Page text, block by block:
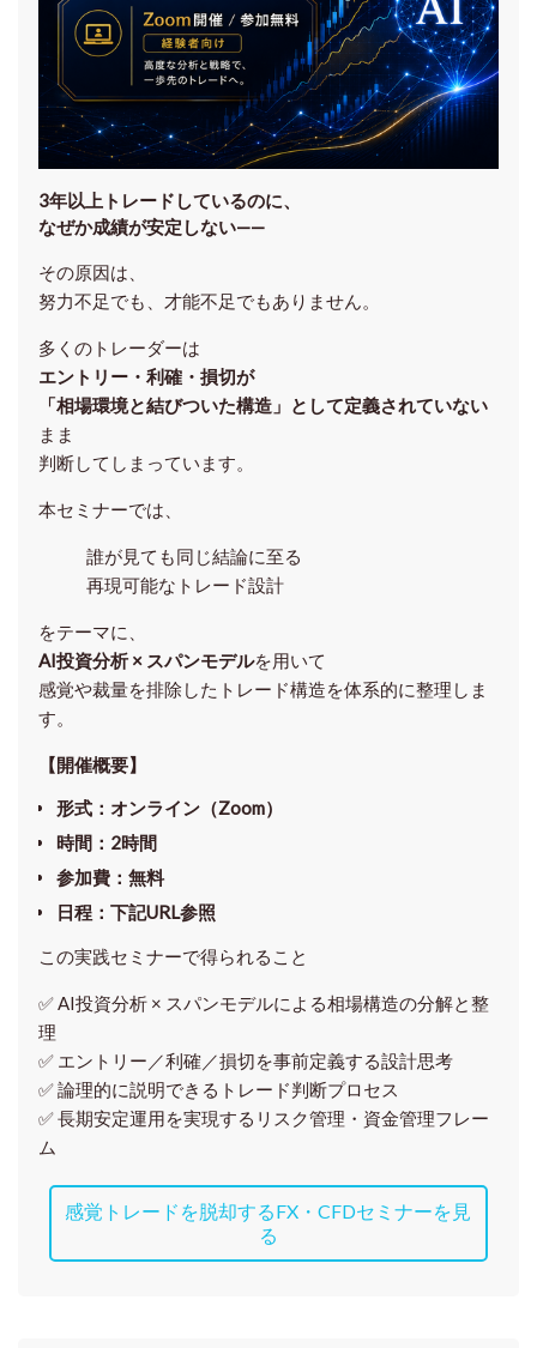
3年以上トレードしているのに、
なぜか成績が安定しない——
その原因は、
努力不足でも、才能不足でもありません。
多くのトレーダーは
エントリー・利確・損切が
「相場環境と結びついた構造」として定義されていない
まま
判断してしまっています。
本セミナーでは、
誰が見ても同じ結論に至る
再現可能なトレード設計
をテーマに、
AI投資分析 × スパンモデルを用いて
感覚や裁量を排除したトレード構造を体系的に整理しま
す。
【開催概要】
形式：オンライン（Zoom）
時間：2時間
参加費：無料
日程：下記URL参照
この実践セミナーで得られること
✅ AI投資分析 × スパンモデルによる相場構造の分解と整
理
✅ エントリー／利確／損切を事前定義する設計思考
✅ 論理的に説明できるトレード判断プロセス
✅ 長期安定運用を実現するリスク管理・資金管理フレー
ム
感覚トレードを脱却するFX・CFDセミナーを見
る